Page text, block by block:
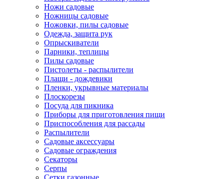
Ножи садовые
Ножницы садовые
Ножовки, пилы садовые
Одежда, защита рук
Опрыскиватели
Парники, теплицы
Пилы садовые
Пистолеты - распылители
Плащи - дождевики
Пленки, укрывные материалы
Плоскорезы
Посуда для пикника
Приборы для приготовления пищи
Приспособления для рассады
Распылители
Садовые аксессуары
Садовые ограждения
Секаторы
Серпы